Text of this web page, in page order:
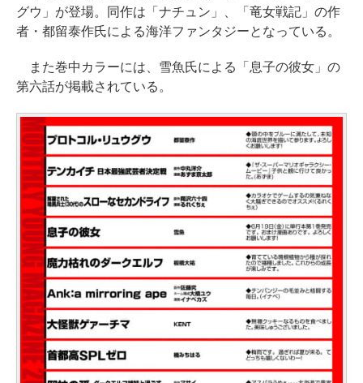
グウ」が登場。同作は「ナチュン」、「竜女戦記」の作
者・都留泰作氏による海洋ファンタジーとなっている。
また巻中カラーには、雪魚氏による「息子の彼女」の
第六話が掲載されている。